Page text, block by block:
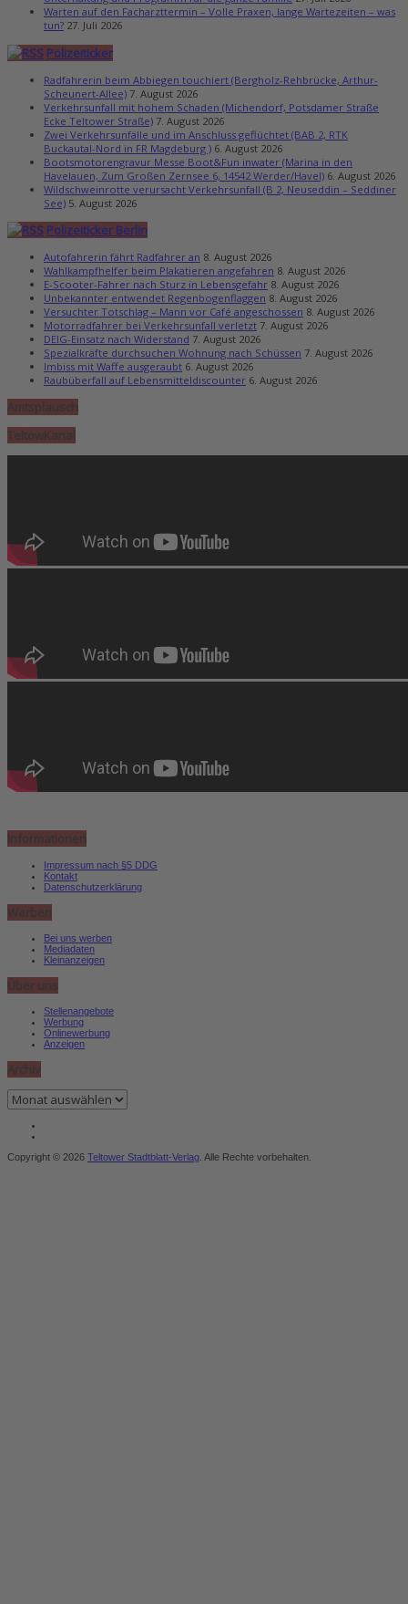
Warten auf den Facharzttermin – Volle Praxen, lange Wartezeiten – was
tun? 27. Juli 2026
Polizeiticker
Radfahrerin beim Abbiegen touchiert (Bergholz-Rehbrücke, Arthur-
Scheunert-Allee) 7. August 2026
Verkehrsunfall mit hohem Schaden (Michendorf, Potsdamer Straße
Ecke Teltower Straße) 7. August 2026
Zwei Verkehrsunfälle und im Anschluss geflüchtet (BAB 2, RTK
Buckautal-Nord in FR Magdeburg ) 6. August 2026
Bootsmotorengravur Messe Boot&Fun inwater (Marina in den
Havelauen, Zum Großen Zernsee 6, 14542 Werder/Havel) 6. August 2026
Wildschweinrotte verursacht Verkehrsunfall (B 2, Neuseddin – Seddiner
See) 5. August 2026
Polizeiticker Berlin
Autofahrerin fährt Radfahrer an 8. August 2026
Wahlkampfhelfer beim Plakatieren angefahren 8. August 2026
E-Scooter-Fahrer nach Sturz in Lebensgefahr 8. August 2026
Unbekannter entwendet Regenbogenflaggen 8. August 2026
Versuchter Totschlag – Mann vor Café angeschossen 8. August 2026
Motorradfahrer bei Verkehrsunfall verletzt 7. August 2026
DEIG-Einsatz nach Widerstand 7. August 2026
Spezialkräfte durchsuchen Wohnung nach Schüssen 7. August 2026
Imbiss mit Waffe ausgeraubt 6. August 2026
Raubüberfall auf Lebensmitteldiscounter 6. August 2026
Amtsplausch
TeltowKanal
Informationen
Impressum nach §5 DDG
Kontakt
Datenschutzerklärung
Werben
Bei uns werben
Mediadaten
Kleinanzeigen
Über uns
Stellenangebote
Werbung
Onlinewerbung
Anzeigen
Archiv
Archiv
Copyright © 2026 Teltower Stadtblatt-Verlag. Alle Rechte vorbehalten.